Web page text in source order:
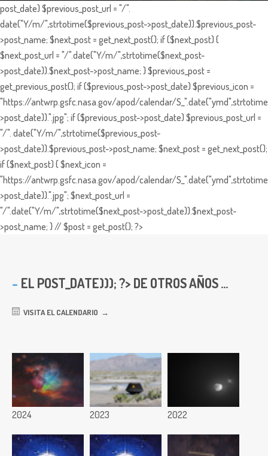
post_date) $previous_post_url = "/".
date("Y/m/",strtotime($previous_post->post_date)).$previous_post-
>post_name; $next_post = get_next_post(); if ($next_post) {
$next_post_url = "/".date("Y/m/",strtotime($next_post-
>post_date)).$next_post->post_name; } $previous_post =
get_previous_post(); if ($previous_post->post_date) $previous_icon =
"https://antwrp.gsfc.nasa.gov/apod/calendar/
>post_date)).".jpg"; if ($previous_post->post_date) $previous_post_url =
"/". date("Y/m/",strtotime($previous_post-
>post_date)).$previous_post->post_name; $next_post = get_next_post();
if ($next_post) { $next_icon =
"https://antwrp.gsfc.nasa.gov/apod/calendar/
>post_date)).".jpg"; $next_post_url =
"/".date("Y/m/",strtotime($next_post->post_date)).$next_post-
>post_name; } // $post = get_post(); ?>
EL POST_DATE))); ?> DE OTROS AÑOS ...
VISITA EL CALENDARIO
2024 2023 2022